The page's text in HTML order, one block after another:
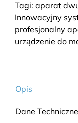
Tagi: aparat
Innowacyjny
profesjonalny
urządzenie do
Opis
Dane Techniczne